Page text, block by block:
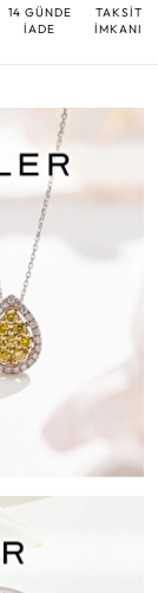
14 GÜNDE
İADE
TAKSİT
İMKANI